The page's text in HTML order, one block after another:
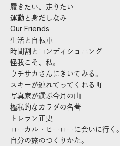
履きたい、走りたい
運動と身だしなみ
Our Friends
生活と自転車
時間割とコンディショニング
怪我こそ、私。
ウチサカさんにきいてみる。
スキーが連れてってくれる町
写真家が選ぶ今月の山
極私的なカラダの名著
トレラン正史
ローカル・ヒーローに会いに行く。
自分の旅のつくりかた。